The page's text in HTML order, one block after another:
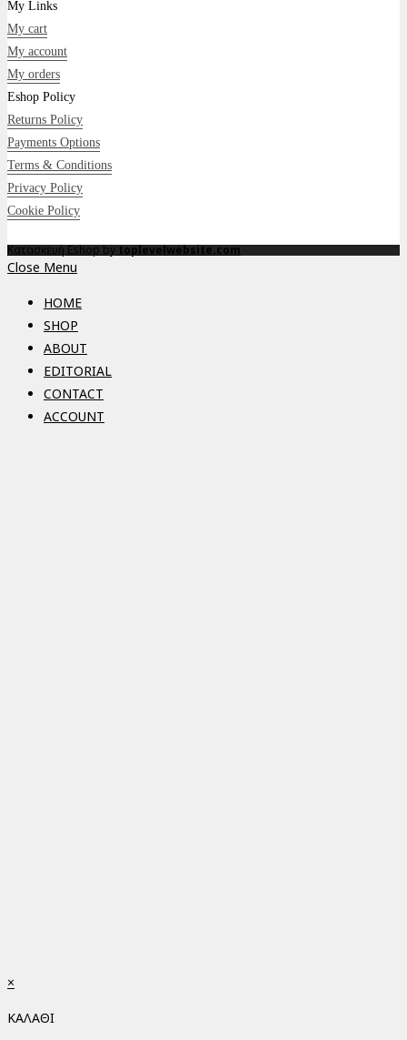
My Links
My cart
My account
My orders
Eshop Policy
Returns Policy
Payments Options
Terms & Conditions
Privacy Policy
Cookie Policy
Κατασκευή Eshop bytoplevelwebsite.com
Close Menu
HOME
SHOP
ABOUT
EDITORIAL
CONTACT
ACCOUNT
×
ΚΑΛΑΘΙ